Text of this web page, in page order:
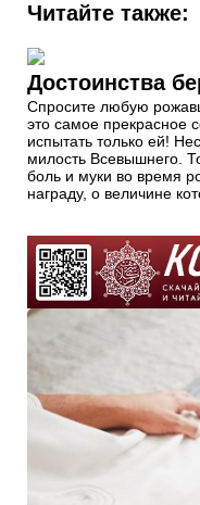
Читайте также:
Достоинства
Спросите любую
это самое прекрасное
испытать только ей!
милость Всевышнего.
боль и муки во время
награду, о величине